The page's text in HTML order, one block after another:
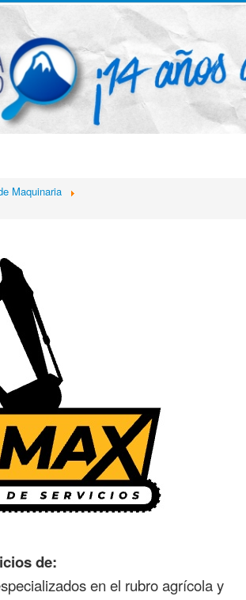
Maquinaria
de:
en el rubro agrícola y